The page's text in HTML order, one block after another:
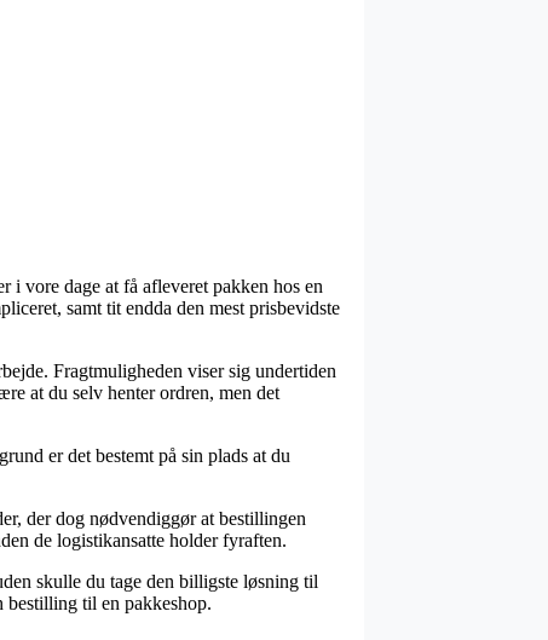
vore dage at få afleveret pakken hos en
samt tit endda den mest prisbevidste
Fragtmuligheden viser sig undertiden
at du selv henter ordren, men det
er det bestemt på sin plads at du
der dog nødvendiggør at bestillingen
de logistikansatte holder fyraften.
skulle du tage den billigste løsning til
til en pakkeshop.